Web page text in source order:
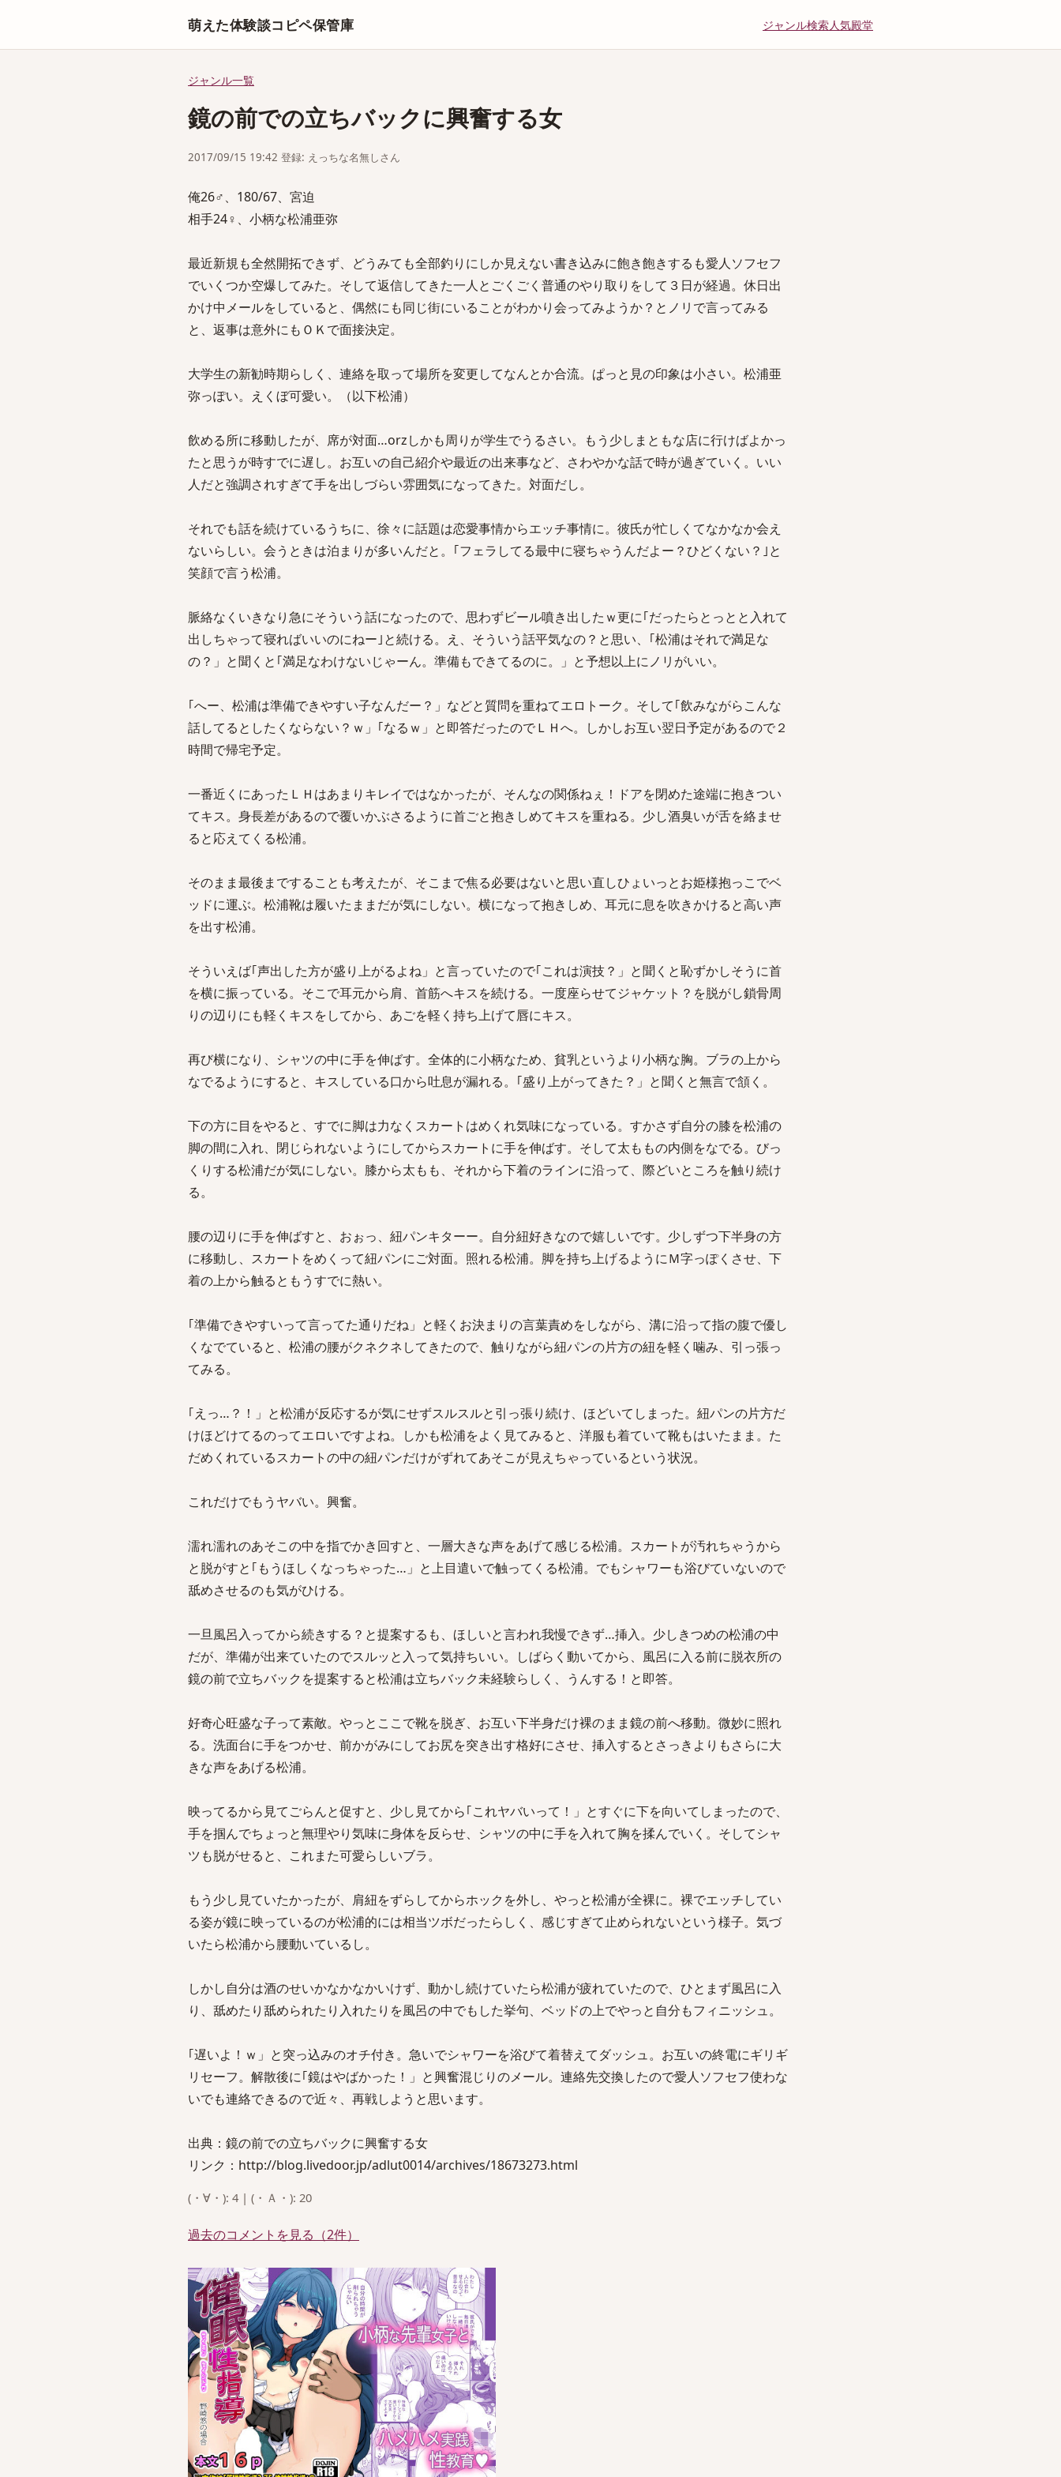
萌えた体験談コピペ保管庫 ジャンル検索人気殿堂
ジャンル一覧
鏡の前での立ちバックに興奮する女
2017/09/15 19:42 登録: えっちな名無しさん
俺26♂、180/67、宮迫
相手24♀、小柄な松浦亜弥
最近新規も全然開拓できず、どうみても全部釣りにしか見えない書き込みに飽き飽きするも愛人ソフセフ
でいくつか空爆してみた。そして返信してきた一人とごくごく普通のやり取りをして３日が経過。休日出
かけ中メールをしていると、偶然にも同じ街にいることがわかり会ってみようか？とノリで言ってみる
と、返事は意外にもＯＫで面接決定。
大学生の新勧時期らしく、連絡を取って場所を変更してなんとか合流。ぱっと見の印象は小さい。松浦亜
弥っぽい。えくぼ可愛い。（以下松浦）
飲める所に移動したが、席が対面…orzしかも周りが学生でうるさい。もう少しまともな店に行けばよかっ
たと思うが時すでに遅し。お互いの自己紹介や最近の出来事など、さわやかな話で時が過ぎていく。いい
人だと強調されすぎて手を出しづらい雰囲気になってきた。対面だし。
それでも話を続けているうちに、徐々に話題は恋愛事情からエッチ事情に。彼氏が忙しくてなかなか会え
ないらしい。会うときは泊まりが多いんだと。｢フェラしてる最中に寝ちゃうんだよー？ひどくない？｣と
笑顔で言う松浦。
脈絡なくいきなり急にそういう話になったので、思わずビール噴き出したｗ更に｢だったらとっとと入れて
出しちゃって寝ればいいのにねー｣と続ける。え、そういう話平気なの？と思い、｢松浦はそれで満足な
の？」と聞くと｢満足なわけないじゃーん。準備もできてるのに。」と予想以上にノリがいい。
｢へー、松浦は準備できやすい子なんだー？」などと質問を重ねてエロトーク。そして｢飲みながらこんな
話してるとしたくならない？ｗ」｢なるｗ」と即答だったのでＬＨへ。しかしお互い翌日予定があるので２
時間で帰宅予定。
一番近くにあったＬＨはあまりキレイではなかったが、そんなの関係ねぇ！ドアを閉めた途端に抱きつい
てキス。身長差があるので覆いかぶさるように首ごと抱きしめてキスを重ねる。少し酒臭いが舌を絡ませ
ると応えてくる松浦。
そのまま最後まですることも考えたが、そこまで焦る必要はないと思い直しひょいっとお姫様抱っこでベ
ッドに運ぶ。松浦靴は履いたままだが気にしない。横になって抱きしめ、耳元に息を吹きかけると高い声
を出す松浦。
そういえば｢声出した方が盛り上がるよね」と言っていたので｢これは演技？」と聞くと恥ずかしそうに首
を横に振っている。そこで耳元から肩、首筋へキスを続ける。一度座らせてジャケット？を脱がし鎖骨周
りの辺りにも軽くキスをしてから、あごを軽く持ち上げて唇にキス。
再び横になり、シャツの中に手を伸ばす。全体的に小柄なため、貧乳というより小柄な胸。ブラの上から
なでるようにすると、キスしている口から吐息が漏れる。｢盛り上がってきた？」と聞くと無言で頷く。
下の方に目をやると、すでに脚は力なくスカートはめくれ気味になっている。すかさず自分の膝を松浦の
脚の間に入れ、閉じられないようにしてからスカートに手を伸ばす。そして太ももの内側をなでる。びっ
くりする松浦だが気にしない。膝から太もも、それから下着のラインに沿って、際どいところを触り続け
る。
腰の辺りに手を伸ばすと、おぉっ、紐パンキターー。自分紐好きなので嬉しいです。少しずつ下半身の方
に移動し、スカートをめくって紐パンにご対面。照れる松浦。脚を持ち上げるようにＭ字っぽくさせ、下
着の上から触るともうすでに熱い。
｢準備できやすいって言ってた通りだね」と軽くお決まりの言葉責めをしながら、溝に沿って指の腹で優し
くなでていると、松浦の腰がクネクネしてきたので、触りながら紐パンの片方の紐を軽く噛み、引っ張っ
てみる。
｢えっ…？！」と松浦が反応するが気にせずスルスルと引っ張り続け、ほどいてしまった。紐パンの片方だ
けほどけてるのってエロいですよね。しかも松浦をよく見てみると、洋服も着ていて靴もはいたまま。た
だめくれているスカートの中の紐パンだけがずれてあそこが見えちゃっているという状況。
これだけでもうヤバい。興奮。
濡れ濡れのあそこの中を指でかき回すと、一層大きな声をあげて感じる松浦。スカートが汚れちゃうから
と脱がすと｢もうほしくなっちゃった…」と上目遣いで触ってくる松浦。でもシャワーも浴びていないので
舐めさせるのも気がひける。
一旦風呂入ってから続きする？と提案するも、ほしいと言われ我慢できず…挿入。少しきつめの松浦の中
だが、準備が出来ていたのでスルッと入って気持ちいい。しばらく動いてから、風呂に入る前に脱衣所の
鏡の前で立ちバックを提案すると松浦は立ちバック未経験らしく、うんする！と即答。
好奇心旺盛な子って素敵。やっとここで靴を脱ぎ、お互い下半身だけ裸のまま鏡の前へ移動。微妙に照れ
る。洗面台に手をつかせ、前かがみにしてお尻を突き出す格好にさせ、挿入するとさっきよりもさらに大
きな声をあげる松浦。
映ってるから見てごらんと促すと、少し見てから｢これヤバいって！」とすぐに下を向いてしまったので、
手を掴んでちょっと無理やり気味に身体を反らせ、シャツの中に手を入れて胸を揉んでいく。そしてシャ
ツも脱がせると、これまた可愛らしいブラ。
もう少し見ていたかったが、肩紐をずらしてからホックを外し、やっと松浦が全裸に。裸でエッチしてい
る姿が鏡に映っているのが松浦的には相当ツボだったらしく、感じすぎて止められないという様子。気づ
いたら松浦から腰動いているし。
しかし自分は酒のせいかなかなかいけず、動かし続けていたら松浦が疲れていたので、ひとまず風呂に入
り、舐めたり舐められたり入れたりを風呂の中でもした挙句、ベッドの上でやっと自分もフィニッシュ。
｢遅いよ！ｗ」と突っ込みのオチ付き。急いでシャワーを浴びて着替えてダッシュ。お互いの終電にギリギ
リセーフ。解散後に｢鏡はやばかった！」と興奮混じりのメール。連絡先交換したので愛人ソフセフ使わな
いでも連絡できるので近々、再戦しようと思います。
出典：鏡の前での立ちバックに興奮する女
リンク：http://blog.livedoor.jp/adlut0014/archives/18673273.html
(・∀・): 4 | (・Ａ・): 20
過去のコメントを見る（2件）